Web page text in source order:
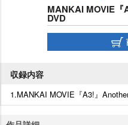
MANKAI MOVIE
DVD
収録内容
1.MANKAI MOVIE『A3!』